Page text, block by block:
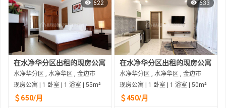
622
在水净华分区出租的现房公寓
水净华分区 , 水净华区 , 金边市
现房公寓 | 1 卧室 | 1 浴室 | 55m²
＄650/月
633
在水净华分区出租的现房公寓
水净华分区 , 水净华区 , 金边市
现房公寓 | 1 卧室 | 1 浴室 | 50m²
＄450/月